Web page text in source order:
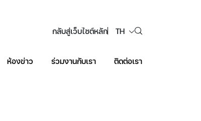
กลับสู่เว็บไซต์หลัก TH
ห้องข่าว ร่วมงานกับเรา ติดต่อเรา